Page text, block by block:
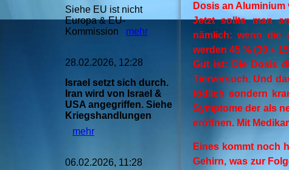
Dosis an
Jetzt sollte man
nämlich: wenn die
werden 45 % (30 +
Gut ist: Die Dosis
Tierversuch. Und
tödlich sondern
Symptome der als
eröffnen. Mit
Eines kommt noch
Gehirn, was zur
Siehe EU ist nicht
Europa & EU-
Kommission mehr
28.02.2026, 12:28
Israel setzt sich durch.
Iran wird von Israel &
USA angegriffen. Siehe
Kriegshandlungen
mehr
06.02.2026, 11:28